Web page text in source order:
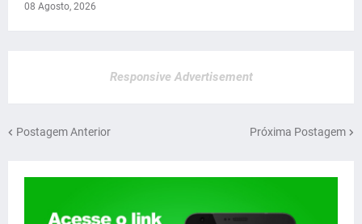
08 Agosto, 2026
Responsive Advertisement
Postagem Anterior Próxima Postagem